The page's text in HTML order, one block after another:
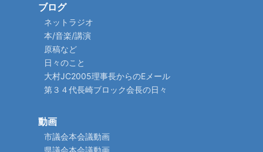
ブログ
ネットラジオ
本/音楽/講演
原稿など
日々のこと
大村JC2005理事長からのEメール
第３４代長崎ブロック会長の日々
動画
市議会本会議動画
県議会本会議動画